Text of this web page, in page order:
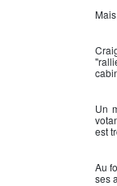
Un
est
Au
ses